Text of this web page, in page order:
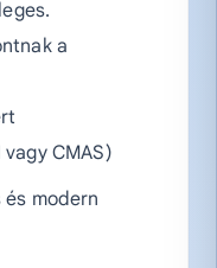
a
CMAS)
modern